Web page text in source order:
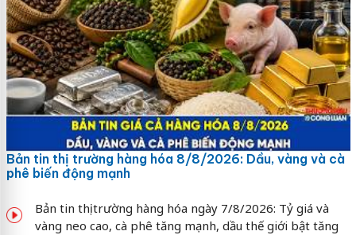
Bản tin thị trường hàng hóa 8/8/2026: Dầu, vàng và cà
phê biến động mạnh
Bản tin thị trường hàng hóa ngày 7/8/2026: Tỷ giá và
vàng neo cao, cà phê tăng mạnh, dầu thế giới bật tăng